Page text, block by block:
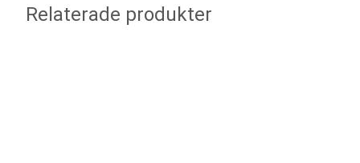
Relaterade produkter